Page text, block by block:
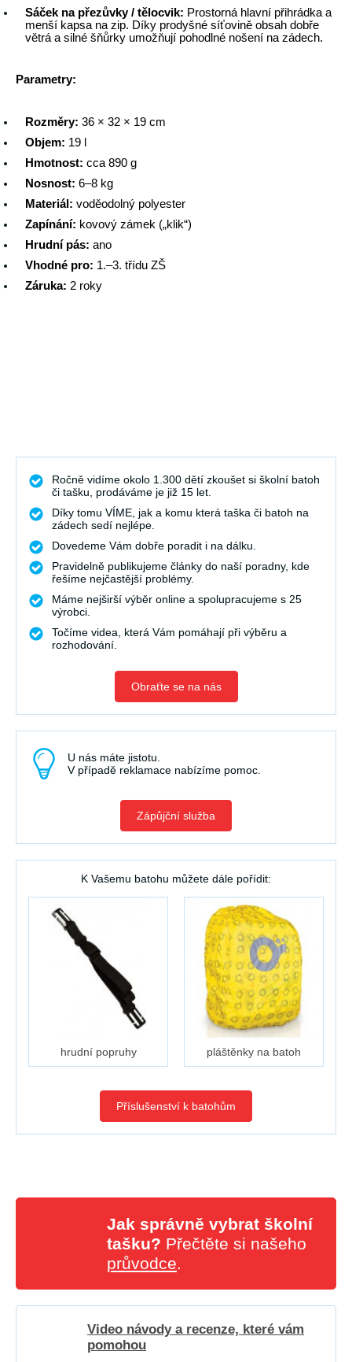
Sáček na přezůvky / tělocvik: Prostorná hlavní přihrádka a
menší kapsa na zip. Díky prodyšné síťovině obsah dobře
větrá a silné šňůrky umožňují pohodlné nošení na zádech.
Parametry:
Rozměry: 36 × 32 × 19 cm
Objem: 19 l
Hmotnost: cca 890 g
Nosnost: 6–8 kg
Materiál: voděodolný polyester
Zapínání: kovový zámek („klik“)
Hrudní pás: ano
Vhodné pro: 1.–3. třídu ZŠ
Záruka: 2 roky
Ročně vidíme okolo 1.300 dětí zkoušet si školní batoh
či tašku, prodáváme je již 15 let.
Díky tomu VÍME, jak a komu která taška či batoh na
zádech sedí nejlépe.
Dovedeme Vám dobře poradit i na dálku.
Pravidelně publikujeme články do naší poradny, kde
řešíme nejčastější problémy.
Máme nejširší výběr online a spolupracujeme s 25
výrobci.
Točíme videa, která Vám pomáhají při výběru a
rozhodování.
Obraťte se na nás
U nás máte jistotu.
V případě reklamace nabízíme pomoc.
Zápůjční služba
K Vašemu batohu můžete dále pořídit:
hrudní popruhy pláštěnky na batoh
Příslušenství k batohům
Jak správně vybrat školní
tašku? Přečtěte si našeho
průvodce.
Video návody a recenze, které vám
pomohou